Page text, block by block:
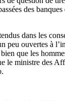
des banques
dans les
peu ouvertes à
que les
le ministre des